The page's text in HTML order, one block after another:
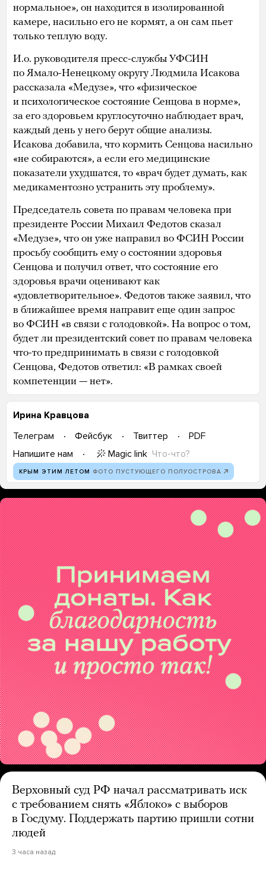
нормальное», он находится в изолированной
камере, насильно его не кормят, а он сам пьет
только теплую воду.
И.о. руководителя пресс-службы УФСИН
по Ямало-Ненецкому округу Людмила Исакова
рассказала «Медузе», что «физическое
и психологическое состояние Сенцова в норме»,
за его здоровьем круглосуточно наблюдает врач,
каждый день у него берут общие анализы.
Исакова добавила, что кормить Сенцова насильно
«не собираются», а если его медицинские
показатели ухудшатся, то «врач будет думать, как
медикаментозно устранить эту проблему».
Председатель совета по правам человека при
президенте России Михаил Федотов сказал
«Медузе», что он уже направил во ФСИН России
просьбу сообщить ему о состоянии здоровья
Сенцова и получил ответ, что состояние его
здоровья врачи оценивают как
«удовлетворительное». Федотов также заявил, что
в ближайшее время направит еще один запрос
во ФСИН «в связи с голодовкой». На вопрос о том,
будет ли президентский совет по правам человека
что-то предпринимать в связи с голодовкой
Сенцова, Федотов ответил: «В рамках своей
компетенции — нет».
Ирина Кравцова
Телеграм
Фейсбук Твиттер
PDF
Напишите нам
Magic link Что-что?
КРЫМ ЭТИМ ЛЕТОМ ФОТО ПУСТУЮЩЕГО ПОЛУОСТРОВА
Верховный суд РФ начал рассматривать иск
с требованием снять «Яблоко» с выборов
в Госдуму. Поддержать партию пришли сотни
людей
3 часа назад